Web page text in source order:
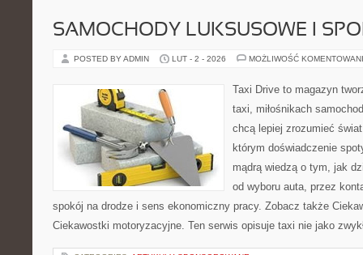
SAMOCHODY LUKSUSOWE I
POSTED BY ADMIN LUT - 2 - 2026 MOŻLIWOŚĆ
Taxi Drive to magazyn
taxi, miłośnikach
chcą lepiej zrozumieć
którym doświadczenie
mądrą wiedzą o tym, jak
od wyboru auta, przez
spokój na drodze i sens ekonomiczny pracy. Zobacz także
Ciekawostki motoryzacyjne. Ten serwis opisuje taxi nie jako